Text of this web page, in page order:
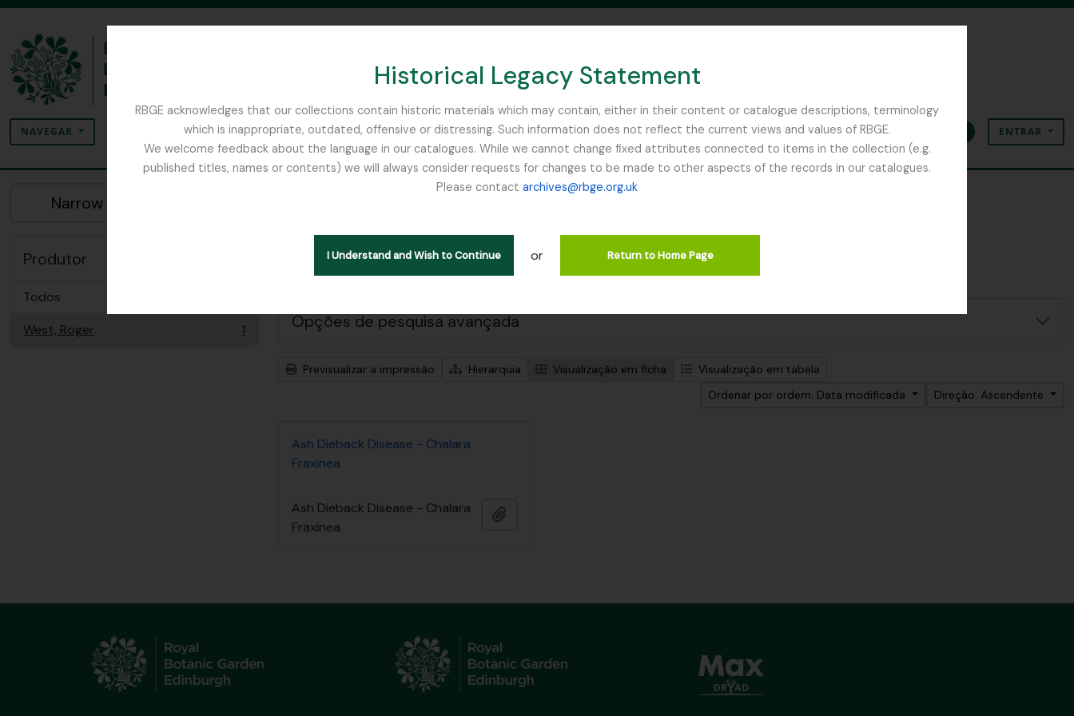
Historical Legacy Statement
RBGE acknowledges that our collections contain historic materials which may contain, either in their content or catalogue descriptions, terminology
which is inappropriate, outdated, offensive or distressing. Such information does not reflect the current views and values of RBGE.
We welcome feedback about the language in our catalogues. While we cannot change fixed attributes connected to items in the collection (e.g.
published titles, names or contents) we will always consider requests for changes to be made to other aspects of the records in our catalogues.
Please contact archives@rbge.org.uk
I Understand and Wish to Continue or Return to Home Page
NAVEGAR Pesquisar
SEARCH OPTIONS SEARCH IN BROWSE PAGE
Área de transferência
Idioma Ligações rápidas
ENTRAR
Narrow your results by:
Produtor
Todos
West, Roger
, 1 resultados 1
Fechar
Remove filter:
West, Roger
Opções de pesquisa avançada
Previsualizar a impressão Hierarquia Visualização em ficha
Visualização em tabela
Ordenar por ordem: Data modificada
Direção: Ascendente
Ash Dieback Disease - Chalara
Fraxinea
Ash Dieback Disease - Chalara
Fraxinea